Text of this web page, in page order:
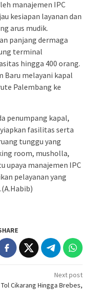
manajemen IPC
kesiapan layanan dan
arus mudik.
panjang dermaga
terminal
hingga 400 orang.
Baru melayani kapal
Palembang ke
penumpang kapal,
fasilitas serta
tunggu yang
room, musholla,
upaya manajemen IPC
pelayanan yang
Next post
Cikarang Hingga Brebes,